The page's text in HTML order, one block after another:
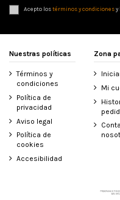
Acepto lostérminos y condicionesy
Nuestras políticas
Términos y
condiciones
Política de
privacidad
Aviso legal
Política de
cookies
Accesibilidad
Zona
Mi